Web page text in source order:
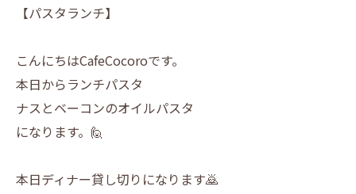
【パスタランチ】
こんにちはCafeCocoroです。
本日からランチパスタ
ナスとベーコンのオイルパスタ
になります。🙋
本日ディナー貸し切りになります🙇